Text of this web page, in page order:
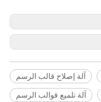
آلة إصلاح قالب الرسم
آلة تلميع قوالب الرسم